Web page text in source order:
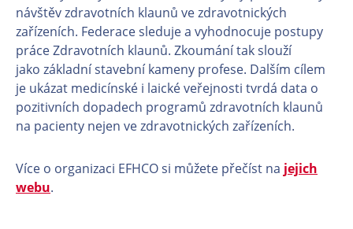
návštěv zdravotních klaunů ve zdravotnických
zařízeních. Federace sleduje a vyhodnocuje postupy
práce Zdravotních klaunů. Zkoumání tak slouží
jako základní stavební kameny profese. Dalším cílem
je ukázat medicínské i laické veřejnosti tvrdá data o
pozitivních dopadech programů zdravotních klaunů
na pacienty nejen ve zdravotnických zařízeních.
Více o organizaci EFHCO si můžete přečíst na jejich
webu.